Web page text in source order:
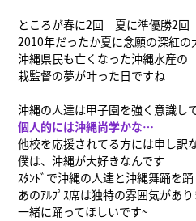
ところが春に2回 夏に準優勝2回
2010年だったか夏に念願の深紅の
沖縄県民も亡くなった沖縄水産の
栽監督の夢が叶った日ですね
沖縄の人達は甲子園を強く意識し
個人的には沖縄尚学かな…
他校を応援されてる方には申し訳
僕は、沖縄が大好きなんです
ｽﾀﾝﾄﾞで沖縄の人達と沖縄舞踊を
あのｱﾙﾌﾟｽ席は独特の雰囲気があ
一緒に踊ってほしいです~